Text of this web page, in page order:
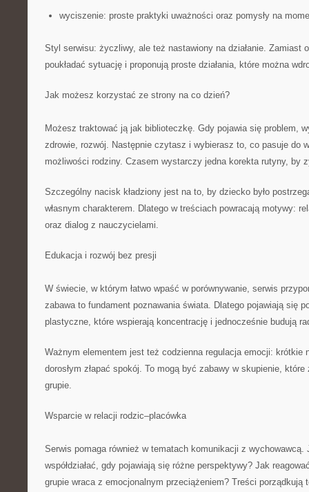
wyciszenie: proste praktyki uważności oraz pomysły na
Styl serwisu: życzliwy, ale też nastawiony na działanie. Zamiast
poukładać sytuację i proponują proste działania, które można
Jak możesz korzystać ze strony na co dzień?
Możesz traktować ją jak biblioteczkę. Gdy pojawia się problem,
zdrowie, rozwój. Następnie czytasz i wybierasz to, co pasuje do
możliwości rodziny. Czasem wystarczy jedna korekta rutyny, by
Szczególny nacisk kładziony jest na to, by dziecko było
własnym charakterem. Dlatego w treściach powracają motywy:
oraz dialog z nauczycielami.
Edukacja i rozwój bez presji
W świecie, w którym łatwo wpaść w porównywanie, serwis
zabawa to fundament poznawania świata. Dlatego pojawiają się
plastyczne, które wspierają koncentrację i jednocześnie budują
Ważnym elementem jest też codzienna regulacja emocji: krótkie
dorosłym złapać spokój. To mogą być zabawy w skupienie,
grupie.
Wsparcie w relacji rodzic–placówka
Serwis pomaga również w tematach komunikacji z
współdziałać, gdy pojawiają się różne perspektywy? Jak
grupie wraca z emocjonalnym przeciążeniem? Treści porządkują